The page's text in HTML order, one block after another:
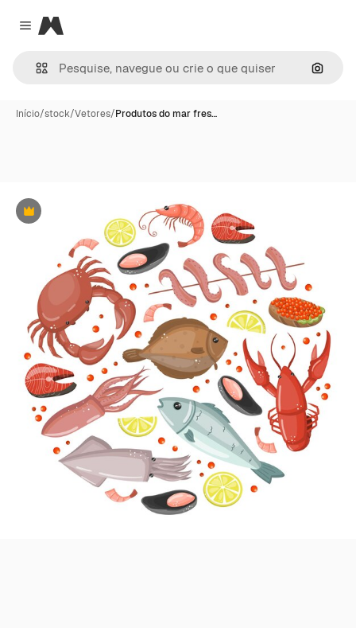
Close menu
Magnific
Início/stock/Vetores/Produtos do mar fres…
Premium